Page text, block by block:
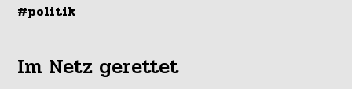
#politik
Im Netz gerettet